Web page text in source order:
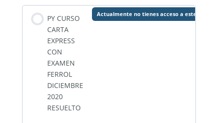
PY CURSO
CARTA
EXPRESS
CON
EXAMEN
FERROL
DICIEMBRE
2020
RESUELTO
Actualmente no tienes acceso a este